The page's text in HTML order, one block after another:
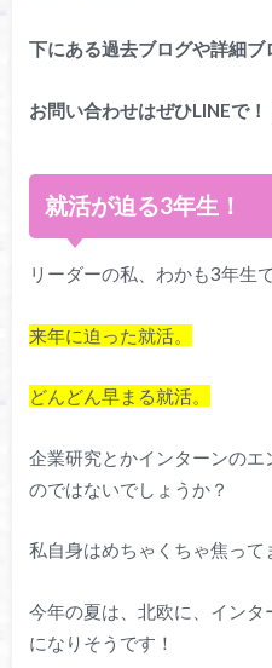
下にある過去ブログや詳細ブ
お問い合わせはぜひLINEで！
就活が迫る3年生！
リーダーの私、わかも3年生
来年に迫った就活。
どんどん早まる就活。
企業研究とかインターンの
のではないでしょうか？
私自身はめちゃくちゃ焦って
今年の夏は、北欧に、イン
になりそうです！